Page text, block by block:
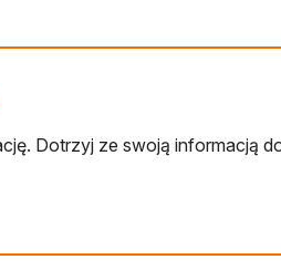
Dotrzyj ze swoją informacją